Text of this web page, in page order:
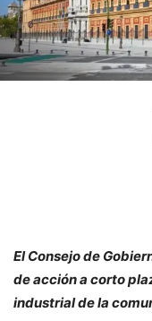
El Consejo de
de acción a corto
industrial de la